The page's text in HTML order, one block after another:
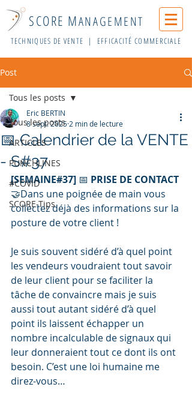
SCORE MANAGEMENT
TECHNIQUES DE VENTE | EFFICACITÉ COMMERCIALE
Post
Tous les posts
ARTICLES
PUNCHLINES
#COVID
SCORE-Tips
Tous les posts
📅 Calendrier de la VENTE
- S#37
Eric BERTIN
8 sept. 2025 2 min de lecture
[SEMAINE#37] 📅 PRISE DE CONTACT
🤝Dans une poignée de main vous
collectez déjà des informations sur la
posture de votre client !
Je suis souvent sidéré d’à quel point
les vendeurs voudraient tout savoir
de leur client pour se faciliter la
tâche de convaincre mais je suis
aussi tout autant sidéré d’à quel
point ils laissent échapper un
nombre incalculable de signaux qui
leur donneraient tout ce dont ils ont
besoin. C’est une loi humaine me
direz-vous…